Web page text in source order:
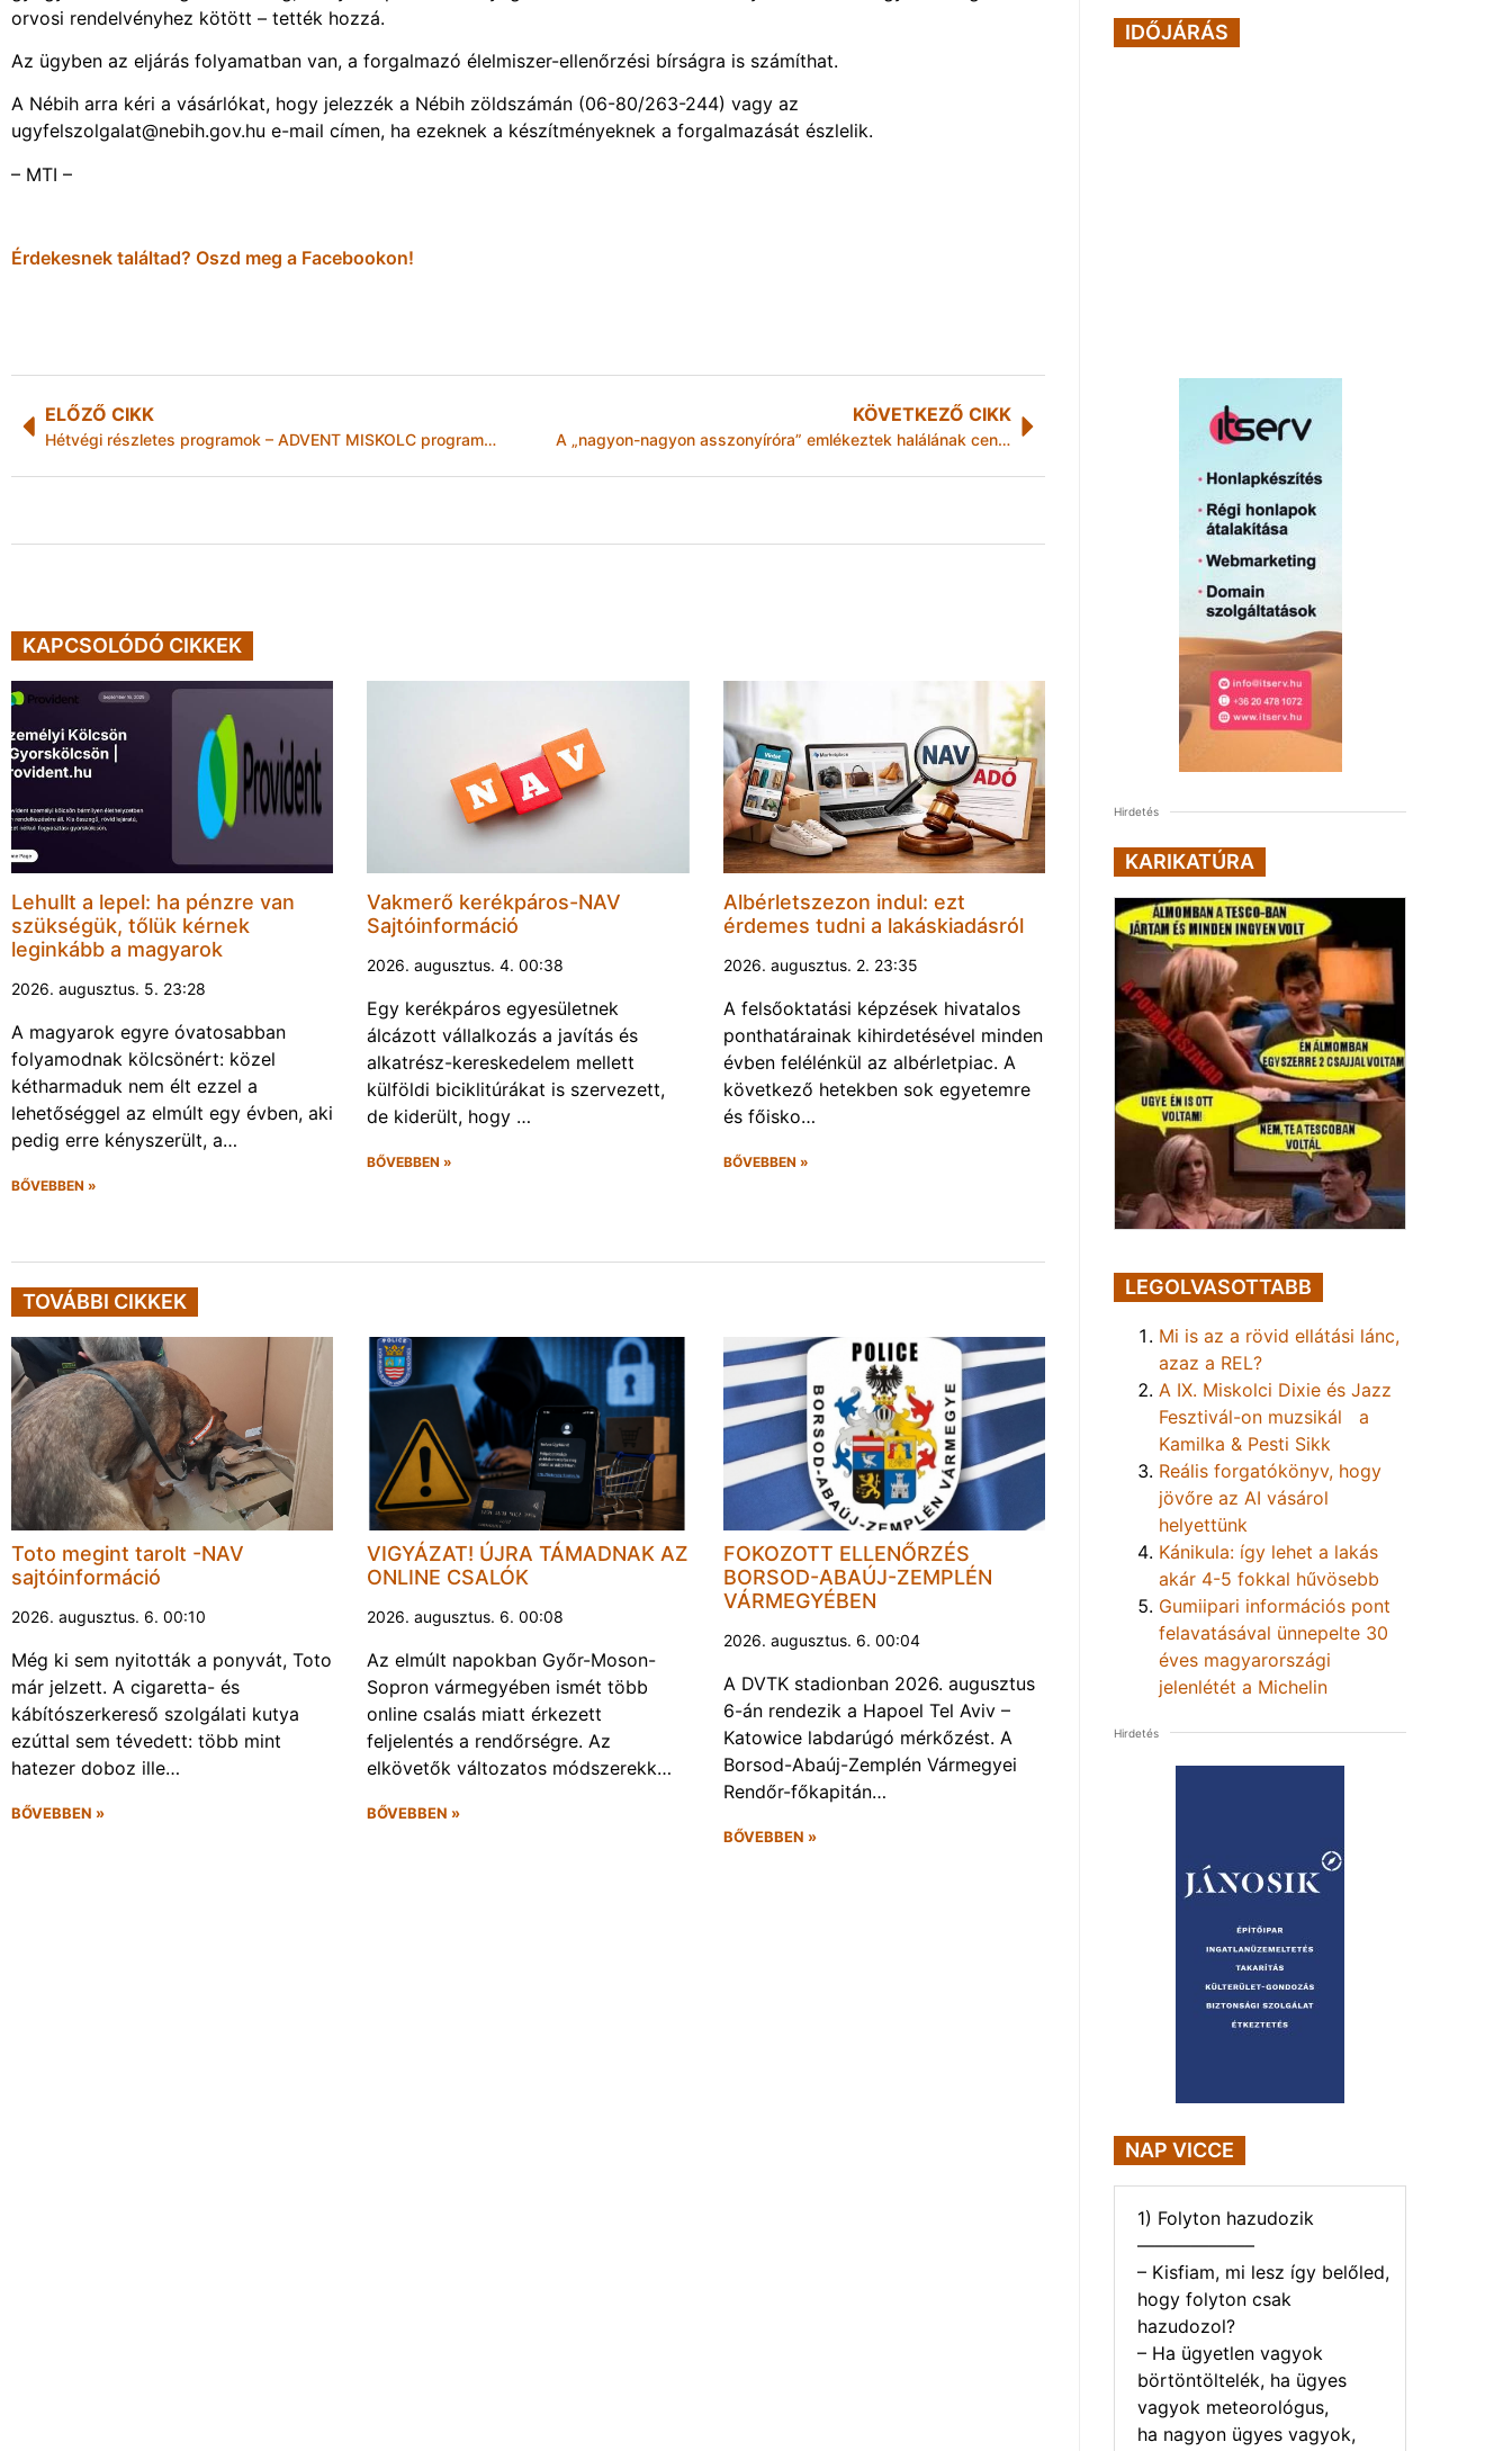
orvosi rendelvényhez kötött – tették hozzá.
Az ügyben az eljárás folyamatban van, a forgalmazó élelmiszer-ellenőrzési bírságra is számíthat.
A Nébih arra kéri a vásárlókat, hogy jelezzék a Nébih zöldszámán (06-80/263-244) vagy az
ugyfelszolgalat@nebih.gov.hu e-mail címen, ha ezeknek a készítményeknek a forgalmazását észlelik.
– MTI –
Érdekesnek találtad? Oszd meg a Facebookon!
ELŐZŐ CIKK
Hétvégi részletes programok – ADVENT MISKOLC programsorozat
KÖVETKEZŐ CIKK
A „nagyon-nagyon asszonyíróra” emlékeztek halálának centenáriumán
KAPCSOLÓDÓ CIKKEK
Lehullt a lepel: ha pénzre van
szükségük, tőlük kérnek
leginkább a magyarok
2026. augusztus. 5. 23:28
A magyarok egyre óvatosabban
folyamodnak kölcsönért: közel
kétharmaduk nem élt ezzel a
lehetőséggel az elmúlt egy évben, aki
pedig erre kényszerült, a…
BŐVEBBEN »
Vakmerő kerékpáros-NAV
Sajtóinformáció
2026. augusztus. 4. 00:38
Egy kerékpáros egyesületnek
álcázott vállalkozás a javítás és
alkatrész-kereskedelem mellett
külföldi biciklitúrákat is szervezett,
de kiderült, hogy …
BŐVEBBEN »
Albérletszezon indul: ezt
érdemes tudni a lakáskiadásról
2026. augusztus. 2. 23:35
A felsőoktatási képzések hivatalos
ponthatárainak kihirdetésével minden
évben felélénkül az albérletpiac. A
következő hetekben sok egyetemre
és főisko…
BŐVEBBEN »
TOVÁBBI CIKKEK
Toto megint tarolt -NAV
sajtóinformáció
2026. augusztus. 6. 00:10
Még ki sem nyitották a ponyvát, Toto
már jelzett. A cigaretta- és
kábítószerkereső szolgálati kutya
ezúttal sem tévedett: több mint
hatezer doboz ille…
BŐVEBBEN »
VIGYÁZAT! ÚJRA TÁMADNAK AZ
ONLINE CSALÓK
2026. augusztus. 6. 00:08
Az elmúlt napokban Győr-Moson-
Sopron vármegyében ismét több
online csalás miatt érkezett
feljelentés a rendőrségre. Az
elkövetők változatos módszerekk…
BŐVEBBEN »
FOKOZOTT ELLENŐRZÉS
BORSOD-ABAÚJ-ZEMPLÉN
VÁRMEGYÉBEN
2026. augusztus. 6. 00:04
A DVTK stadionban 2026. augusztus
6-án rendezik a Hapoel Tel Aviv –
Katowice labdarúgó mérkőzést. A
Borsod-Abaúj-Zemplén Vármegyei
Rendőr-főkapitán…
BŐVEBBEN »
IDŐJÁRÁS
Hirdetés
KARIKATÚRA
LEGOLVASOTTABB
Mi is az a rövid ellátási lánc,
azaz a REL?
A IX. Miskolci Dixie és Jazz
Fesztivál-on muzsikál a
Kamilka & Pesti Sikk
Reális forgatókönyv, hogy
jövőre az AI vásárol
helyettünk
Kánikula: így lehet a lakás
akár 4-5 fokkal hűvösebb
Gumiipari információs pont
felavatásával ünnepelte 30
éves magyarországi
jelenlétét a Michelin
Hirdetés
NAP VICCE
1) Folyton hazudozik
——————–
– Kisfiam, mi lesz így belőled,
hogy folyton csak
hazudozol?
– Ha ügyetlen vagyok
börtöntöltelék, ha ügyes
vagyok meteorológus,
ha nagyon ügyes vagyok,